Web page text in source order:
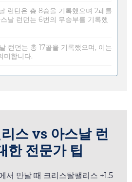
런던은 총 8승을 기록했으며 2패를
날 런던는 6번의 무승부를 기록했
런던는 총 17골을 기록했으며, 이는
미합니다.
스 vs 아스날 런
한 전문가 팁
서 만날 때 크리스탈팰리스 +1.5